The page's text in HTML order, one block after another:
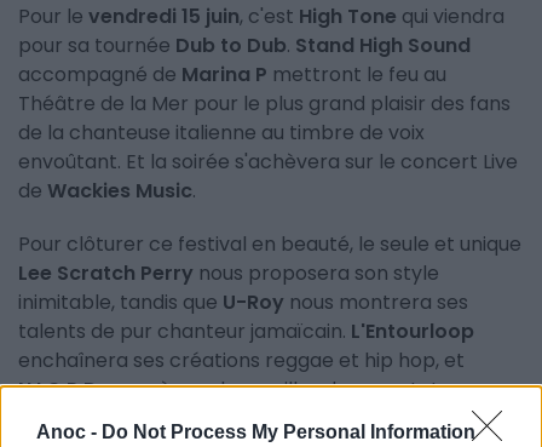
Anoc - Do Not Process My Personal Information
Pour le vendredi 15 juin, c'est High Tone qui viendra
pour sa tournée Dub to Dub. Stand High Sound
accompagné de Marina P mettront le feu au
Théâtre de la Mer pour le plus grand plaisir des fans
de la chanteuse italienne au timbre de voix
envoûtant. Et la soirée s'achèvera sur le concert Live
de Wackies Music.
Pour clôturer ce festival en beauté, le seule et unique
Lee Scratch Perry nous proposera son style
inimitable, tandis que U-Roy nous montrera ses
talents de pur chanteur jamaïcain. L'Entourloop
enchaînera ses créations reggae et hip hop, et
N.I.C.P.D.emmènera les oreilles des spectateurs au
paradis du reggae.